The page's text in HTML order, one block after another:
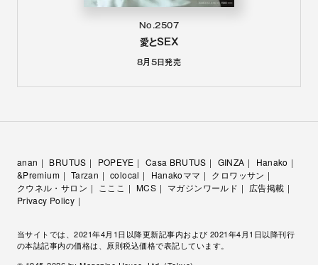
No.2507
愛とSEX
8月5日発売
anan BRUTUS POPEYE Casa BRUTUS GINZA
Hanako
&Premium
Tarzan colocal Hanakoママ
クロワッサン
クウネル・サロン
こここ MCS マガジンワールド
広告掲載
Privacy Policy
当サイトでは、2021年4月1日以降更新記事内および 2021年4月1日以降刊行
の本誌記事内の価格は、原則税込価格で表記しています。